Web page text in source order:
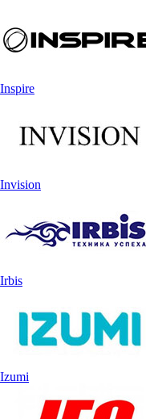
Inspire
Invision
Irbis
Izumi